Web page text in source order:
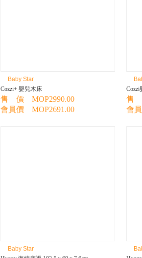
Baby Star
Cozzi+ 嬰兒木床
售 價 MOP2990.00
會員價 MOP2691.00
Cozzi
售
會
Baby Star